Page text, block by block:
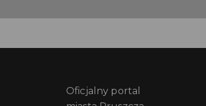
Oficjalny portal